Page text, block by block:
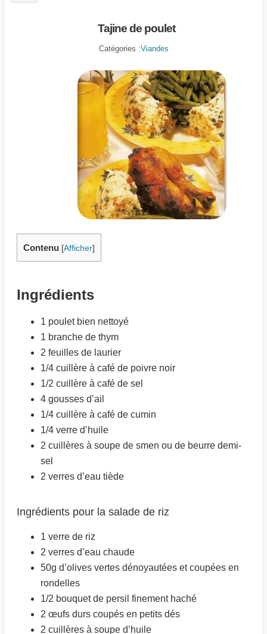
Tajine de poulet
Catégories :Viandes
Contenu [Afficher]
Ingrédients
1 poulet bien nettoyé
1 branche de thym
2 feuilles de laurier
1/4 cuillère à café de poivre noir
1/2 cuillère à café de sel
4 gousses d’ail
1/4 cuillère à café de cumin
1/4 verre d’huile
2 cuillères à soupe de smen ou de beurre demi-
sel
2 verres d’eau tiède
Ingrédients pour la salade de riz
1 verre de riz
2 verres d’eau chaude
50g d’olives vertes dénoyautées et coupées en
rondelles
1/2 bouquet de persil finement haché
2 œufs durs coupés en petits dés
2 cuillères à soupe d’huile